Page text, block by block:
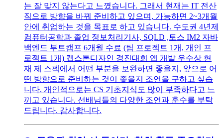
는 잘 맞지 않는다고 느꼈습니다. 그래서 현재는 IT 전산
직으로 방향을 바꿔 준비하고 있으며, 가능하면 2~3개월
안에 취업하는 것을 목표로 하고 있습니다. 수도권 4년제
컴퓨터공학과 졸업 정보처리기사, SQLD ,토스 IM2 자바
백엔드 부트캠프 6개월 수료 (팀 프로젝트 1개, 개인 프
로젝트 1개) 캡스톤디자인 경진대회 앱 개발 우수상 현
재 제 스펙에서 어떤 부분을 보완하면 좋을지, 앞으로 어
떤 방향으로 준비하는 것이 좋을지 조언을 구하고 싶습
니다. 개인적으로는 CS 기초지식도 많이 부족하다고 느
끼고 있습니다. 선배님들의 다양한 조언과 훈수를 부탁
드립니다. 감사합니다.